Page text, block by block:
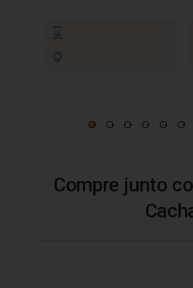
Compre junto